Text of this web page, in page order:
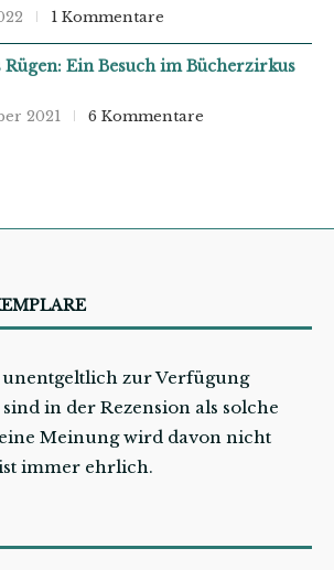
1 Kommentare
Rügen: Ein Besuch im Bücherzirkus
2021 6 Kommentare
zur Verfügung
in der Rezension als solche
Meinung wird davon nicht
immer ehrlich.